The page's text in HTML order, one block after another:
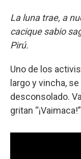
La luna trae, a
cacique sabio
Pirú.
Uno de los
largo y vincha,
desconsolado.
gritan